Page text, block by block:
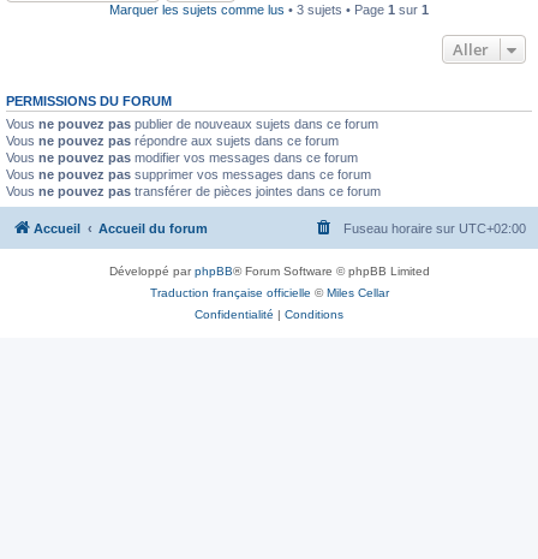
Marquer les sujets comme lus • 3 sujets • Page 1 sur 1
Aller
PERMISSIONS DU FORUM
Vous ne pouvez pas publier de nouveaux sujets dans ce forum
Vous ne pouvez pas répondre aux sujets dans ce forum
Vous ne pouvez pas modifier vos messages dans ce forum
Vous ne pouvez pas supprimer vos messages dans ce forum
Vous ne pouvez pas transférer de pièces jointes dans ce forum
Accueil Accueil du forum Fuseau horaire sur UTC+02:00
Développé parphpBB® Forum Software © phpBB Limited
Traduction française officielle ©Miles Cellar
Confidentialité | Conditions